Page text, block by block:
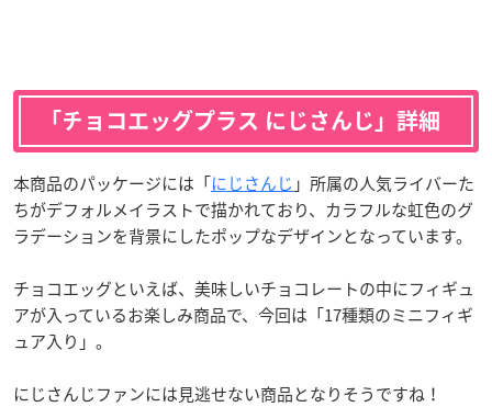
「チョコエッグプラス にじさんじ」詳細
本商品のパッケージには「にじさんじ 」所属の人気ライバーた
ちがデフォルメイラストで描かれており、カラフルな虹色のグ
ラデーションを背景にしたポップなデザインとなっています。
チョコエッグといえば、美味しいチョコレートの中にフィギュ
アが入っているお楽しみ商品で、今回は「17種類のミニフィギ
ュア入り」。
にじさんじファンには見逃せない商品となりそうですね！